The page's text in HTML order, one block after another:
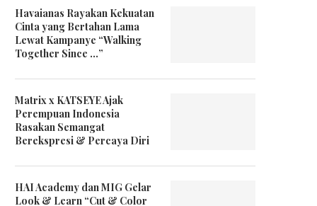
Havaianas Rayakan Kekuatan
Cinta yang Bertahan Lama
Lewat Kampanye “Walking
Together Since …”
Matrix x KATSEYE Ajak
Perempuan Indonesia
Rasakan Semangat
Berekspresi & Percaya Diri
HAI Academy dan MIG Gelar
Look & Learn “Cut & Color